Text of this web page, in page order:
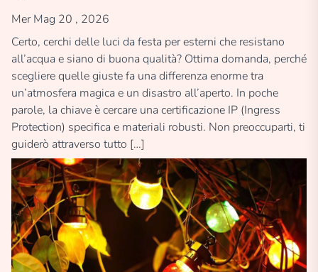
Mer Mag 20 , 2026
Certo, cerchi delle luci da festa per esterni che resistano
all’acqua e siano di buona qualità? Ottima domanda, perché
scegliere quelle giuste fa una differenza enorme tra
un’atmosfera magica e un disastro all’aperto. In poche
parole, la chiave è cercare una certificazione IP (Ingress
Protection) specifica e materiali robusti. Non preoccuparti, ti
guiderò attraverso tutto […]